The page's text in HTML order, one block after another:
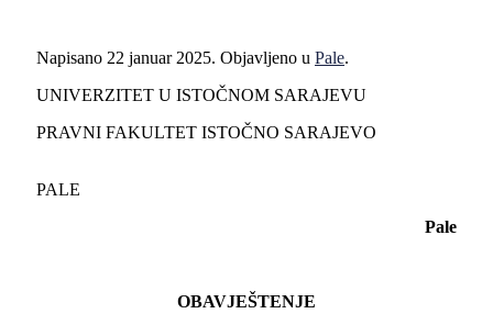
Napisano 22 januar 2025. Objavljeno u Pale.
UNIVERZITET U ISTOČNOM SARAJEVU
PRAVNI FAKULTET ISTOČNO SARAJEVO
PALE
Pale
OBAVJEŠTENJE